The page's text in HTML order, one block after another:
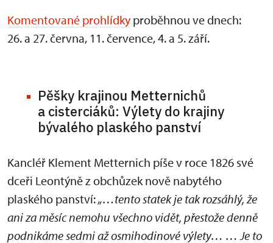
Komentované prohlídkyproběhnou ve dnech:
26. a 27. června, 11. července, 4. a 5. září.
Pěšky krajinou Metternichů
a cisterciáků: Výlety do krajiny
bývalého plaského panství
Kancléř Klement Metternich píše v roce 1826 své
dceři Leontýně z obchůzek nově nabytého
plaského panství:„…tento statek je tak rozsáhlý, že
ani za měsíc nemohu všechno vidět, přestože denně
podnikáme sedmi až osmihodinové výlety… … Je to